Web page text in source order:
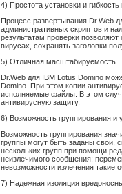
4) Простота установки и гибкость
Процесс развертывания Dr.Web
административных скриптов и
результатам проверки
вирусах, сохранять заголовки
5) Отличная масштабируемость
Dr.Web для IBM Lotus Domino
Domino. При этом копии
исполняемые файлы. В этом
антивирусную защиту.
6) Возможность группирования и
Возможность группирования
группы могут быть заданы свои,
нескольких групп при помощи
неизлечимого сообщения:
невозможности излечения такие
7) Надежная изоляция